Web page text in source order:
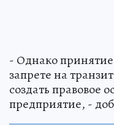
- Однако
запрете на
создать правовое
предприятие, -